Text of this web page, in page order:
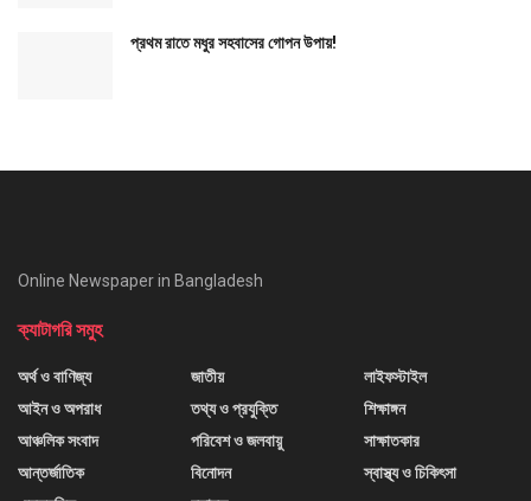
প্রথম রাতে মধুর সহবাসের গোপন উপায়!
Online Newspaper in Bangladesh
ক্যাটাগরি সমুহ
অর্থ ও বাণিজ্য
আইন ও অপরাধ
আঞ্চলিক সংবাদ
আন্তর্জাতিক
জাতীয়
তথ্য ও প্রযুক্তি
পরিবেশ ও জলবায়ু
বিনোদন
লাইফস্টাইল
শিক্ষাঙ্গন
সাক্ষাতকার
স্বাস্থ্য ও চিকিৎসা